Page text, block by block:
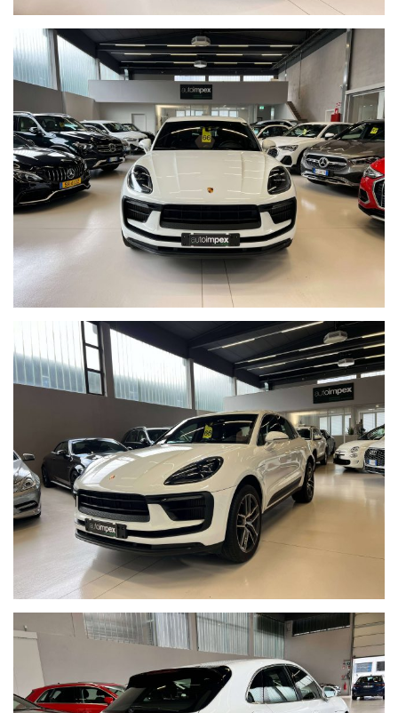
SEDILI ANT/POST RISCALD.
RISCALDAMENTO WEBASTO
GANCIO TRAINO
OROLOGIO
PASM
TELEACAM POSTERIORE
SENSORI DI PARCHEGGIO ANT/POST
RADIO DIGITALE DAB
CERCHI DA 20" CON PINZE ROSSE
FARI FULL LED